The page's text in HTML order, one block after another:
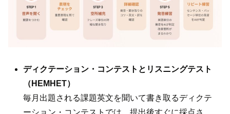
ディクテーション・コンテストとリスニングテスト
（HEMHET）
毎月出題される課題英文を聞いて書き取るディクテ
ーション・コンテストでは、提出後すぐに採点さ